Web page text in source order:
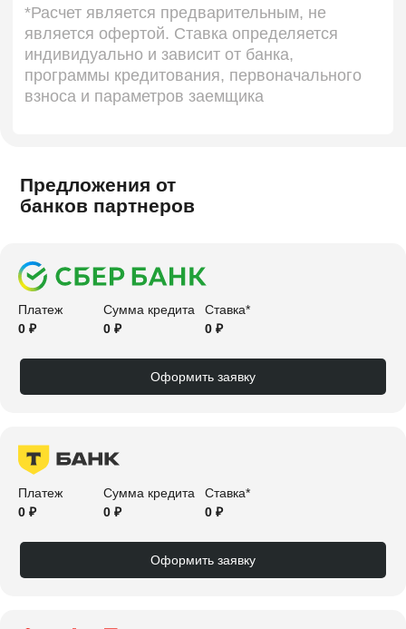
Предложения от
банков партнеров
Платеж
0 ₽
Сумма кредита
0 ₽
Ставка*
0 ₽
Оформить заявку
Платеж
0 ₽
Сумма кредита
0 ₽
Ставка*
0 ₽
Оформить заявку